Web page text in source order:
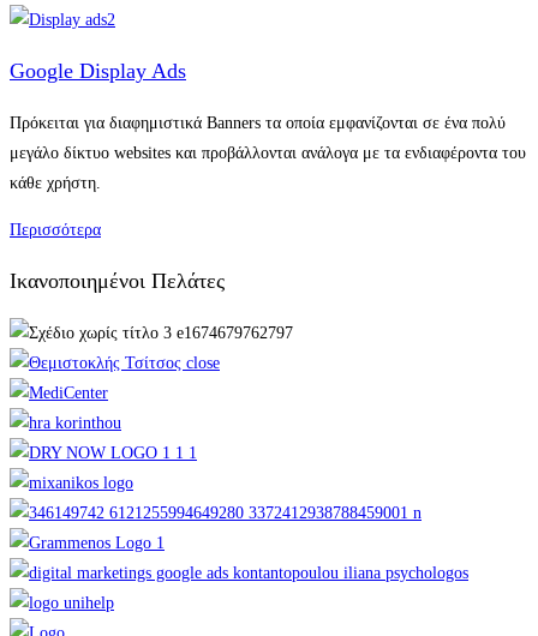
Google Display Ads
Πρόκειται για διαφημιστικά Banners τα οποία εμφανίζονται σε ένα πολύ
μεγάλο δίκτυο websites και προβάλλονται ανάλογα με τα ενδιαφέροντα του
κάθε χρήστη.
Περισσότερα
Ικανοποιημένοι Πελάτες